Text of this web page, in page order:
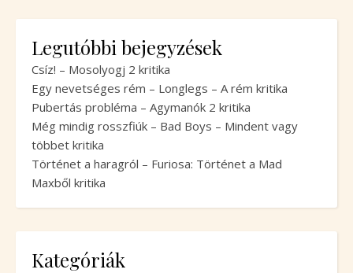
Legutóbbi bejegyzések
Csíz! – Mosolyogj 2 kritika
Egy nevetséges rém – Longlegs – A rém kritika
Pubertás probléma – Agymanók 2 kritika
Még mindig rosszfiúk – Bad Boys – Mindent vagy
többet kritika
Történet a haragról – Furiosa: Történet a Mad
Maxből kritika
Kategóriák